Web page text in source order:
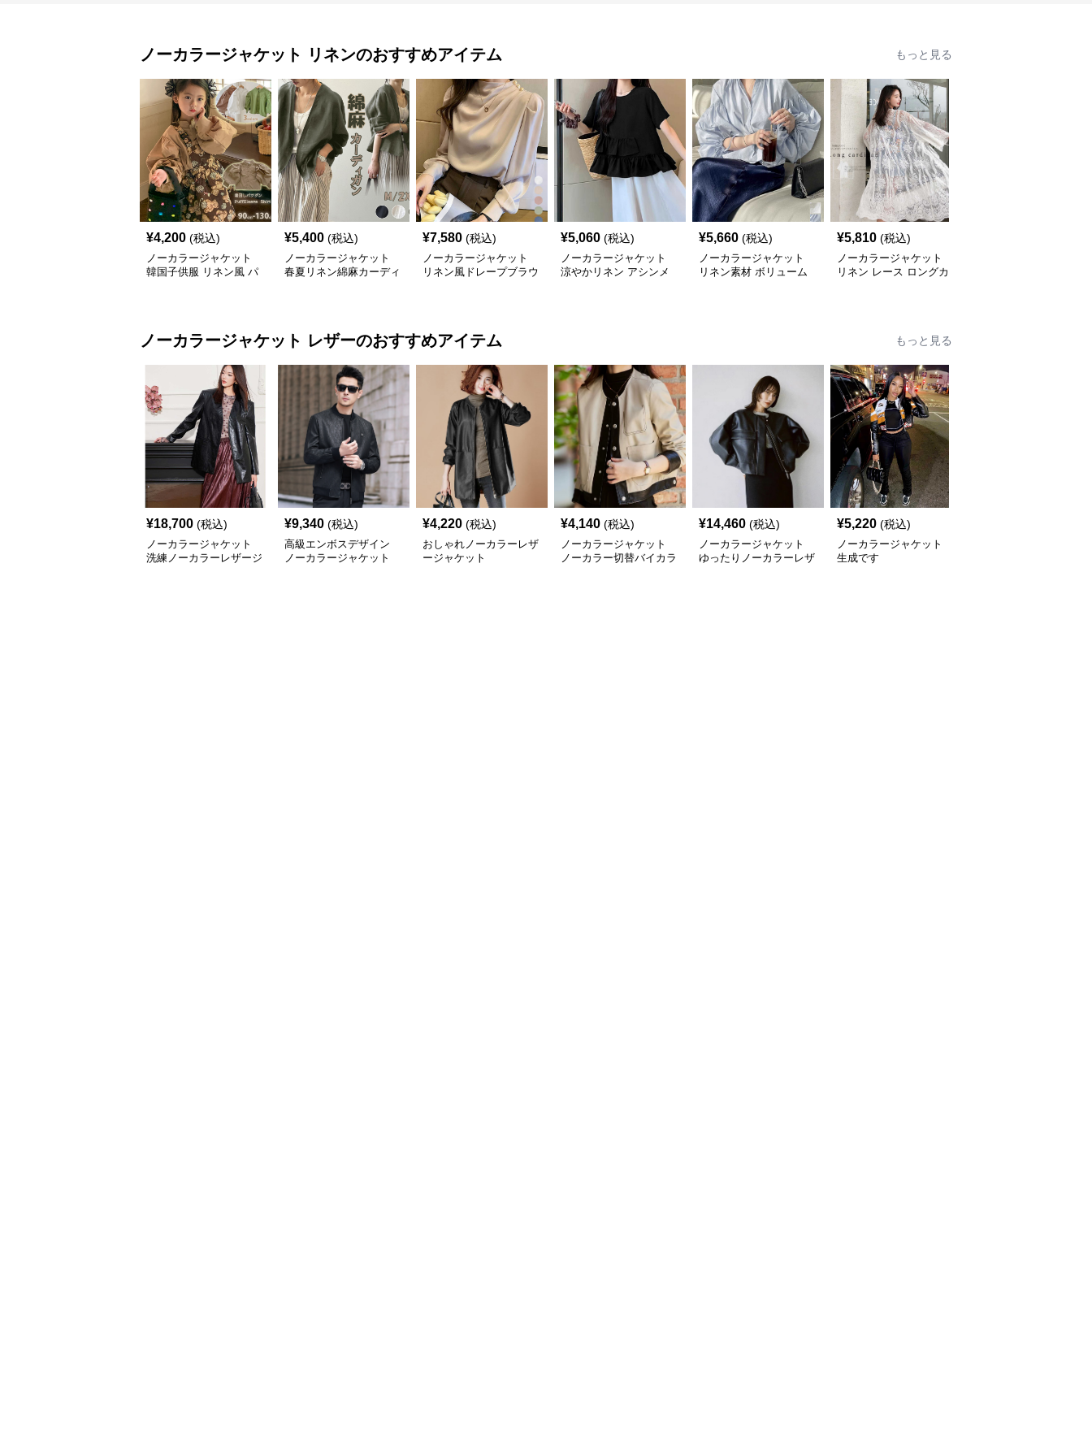
ノーカラージャケット リネンのおすすめアイテム もっと見る
¥4,200 (税込)
ノーカラージャケット
韓国子供服 リネン風 パ
¥5,400 (税込)
ノーカラージャケット
春夏リネン綿麻カーディ
¥7,580 (税込)
ノーカラージャケット
リネン風ドレープブラウ
¥5,060 (税込)
ノーカラージャケット
涼やかリネン アシンメ
¥5,660 (税込)
ノーカラージャケット
リネン素材 ボリューム
¥5,810 (税込)
ノーカラージャケット
リネン レース ロングカ
ノーカラージャケット レザーのおすすめアイテム もっと見る
¥18,700 (税込)
ノーカラージャケット
洗練ノーカラーレザージ
¥9,340 (税込)
高級エンボスデザイン
ノーカラージャケット
¥4,220 (税込)
おしゃれノーカラーレザ
ージャケット
¥4,140 (税込)
ノーカラージャケット
ノーカラー切替バイカラ
¥14,460 (税込)
ノーカラージャケット
ゆったりノーカラーレザ
¥5,220 (税込)
ノーカラージャケット
生成です